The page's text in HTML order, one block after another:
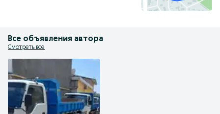
Все объявления автора
Смотреть все